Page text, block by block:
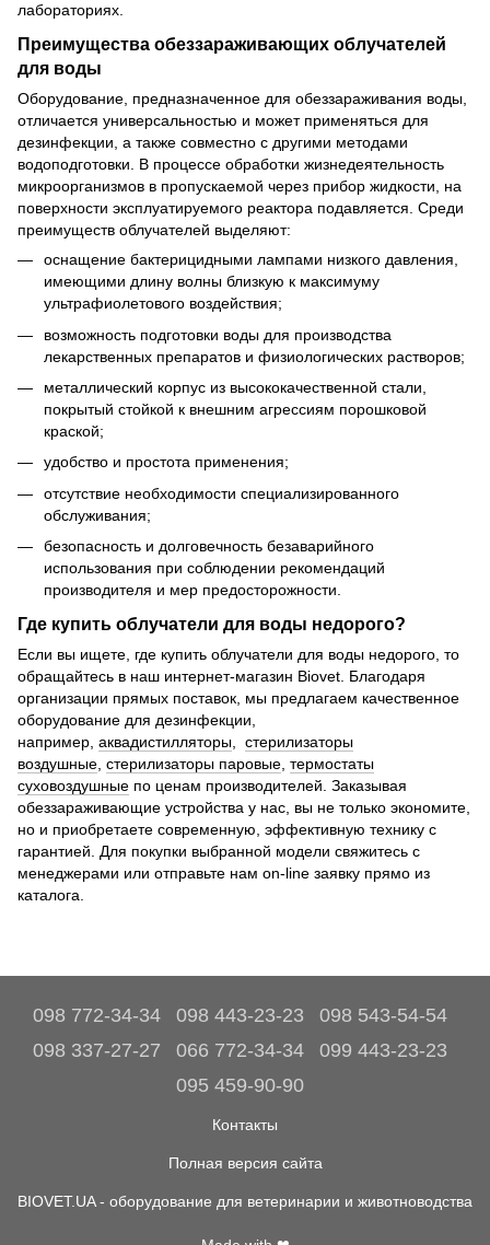
лабораториях.
Преимущества обеззараживающих облучателей
для воды
Оборудование, предназначенное для обеззараживания воды,
отличается универсальностью и может применяться для
дезинфекции, а также совместно с другими методами
водоподготовки. В процессе обработки жизнедеятельность
микроорганизмов в пропускаемой через прибор жидкости, на
поверхности эксплуатируемого реактора подавляется. Среди
преимуществ облучателей выделяют:
оснащение бактерицидными лампами низкого давления,
имеющими длину волны близкую к максимуму
ультрафиолетового воздействия;
возможность подготовки воды для производства
лекарственных препаратов и физиологических растворов;
металлический корпус из высококачественной стали,
покрытый стойкой к внешним агрессиям порошковой
краской;
удобство и простота применения;
отсутствие необходимости специализированного
обслуживания;
безопасность и долговечность безаварийного
использования при соблюдении рекомендаций
производителя и мер предосторожности.
Где купить облучатели для воды недорого?
Если вы ищете, где купить облучатели для воды недорого, то
обращайтесь в наш интернет-магазин Biovet. Благодаря
организации прямых поставок, мы предлагаем качественное
оборудование для дезинфекции,
например, аквадистилляторы
стерилизаторы
воздушные стерилизаторы паровые термостаты
суховоздушные по ценам производителей. Заказывая
обеззараживающие устройства у нас, вы не только экономите,
но и приобретаете современную, эффективную технику с
гарантией. Для покупки выбранной модели свяжитесь с
менеджерами или отправьте нам on-line заявку прямо из
каталога.
098 772-34-34 098 443-23-23
098 543-54-54
098 337-27-27
066 772-34-34
099 443-23-23
095 459-90-90
Контакты
Полная версия сайта
BIOVET.UA - оборудование для ветеринарии и животноводства